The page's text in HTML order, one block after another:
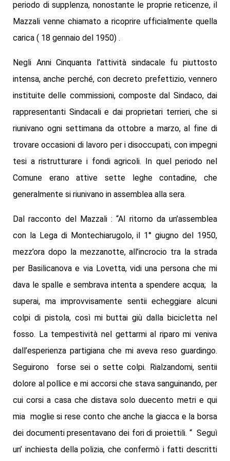
periodo di supplenza, nonostante le proprie reticenze, il
Mazzali venne chiamato a ricoprire ufficialmente quella
carica ( 18 gennaio del 1950) .
Negli Anni Cinquanta l’attività sindacale fu piuttosto
intensa, anche perché, con decreto prefettizio, vennero
instituite delle commissioni, composte dal Sindaco, dai
rappresentanti Sindacali e dai proprietari terrieri, che si
riunivano ogni settimana da ottobre a marzo, al fine di
trovare occasioni di lavoro per i disoccupati, con impegni
tesi a ristrutturare i fondi agricoli. In quel periodo nel
Comune erano attive sette leghe contadine, che
generalmente si riunivano in assemblea alla sera.
Dal racconto del Mazzali : “Al ritorno da un’assemblea
con la Lega di Montechiarugolo, il 1° giugno del 1950,
mezz’ora dopo la mezzanotte, all’incrocio tra la strada
per Basilicanova e via Lovetta, vidi una persona che mi
dava le spalle e sembrava intenta a spendere acqua; la
superai, ma improvvisamente sentii echeggiare alcuni
colpi di pistola, così mi buttai giù dalla bicicletta nel
fosso. La tempestività nel gettarmi al riparo mi veniva
dall’esperienza partigiana che mi aveva reso guardingo.
Seguirono forse sei o sette colpi. Rialzandomi, sentii
dolore al pollice e mi accorsi che stava sanguinando, per
cui corsi a casa che distava solo duecento metri e qui
mia moglie si rese conto che anche la giacca e la borsa
dei documenti presentavano dei fori di proiettili. “ Seguì
un’ inchiesta della polizia, che confermò i fatti descritti